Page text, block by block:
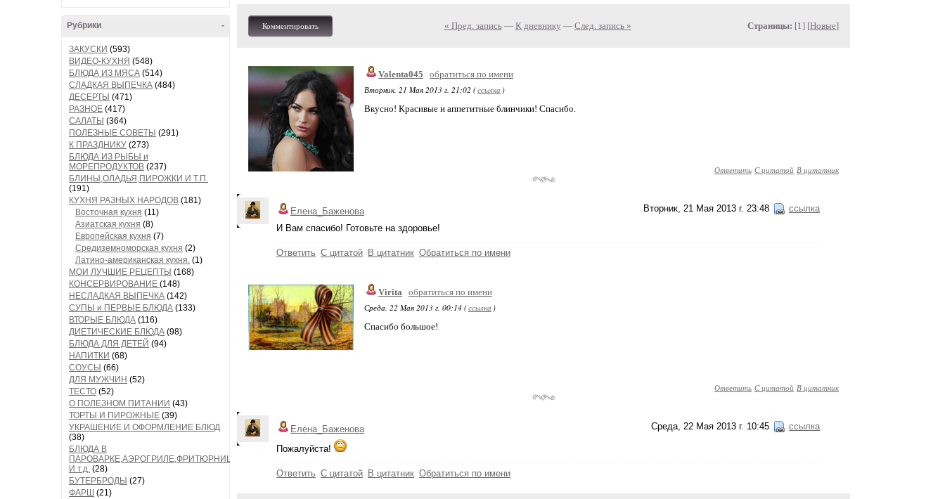
-
Рубрики
ЗАКУСКИ (593)
ВИДЕО-КУХНЯ (548)
БЛЮДА ИЗ МЯСА (514)
СЛАДКАЯ ВЫПЕЧКА (484)
ДЕСЕРТЫ (471)
РАЗНОЕ (417)
САЛАТЫ (364)
ПОЛЕЗНЫЕ СОВЕТЫ (291)
К ПРАЗДНИКУ (273)
БЛЮДА ИЗ РЫБЫ и
МОРЕПРОДУКТОВ (237)
БЛИНЫ,ОЛАДЬЯ,ПИРОЖКИ И Т.П.
(191)
КУХНЯ РАЗНЫХ НАРОДОВ (181)
Восточная кухня (11)
Азиатская кухня (8)
Европейская кухня (7)
Средиземноморская кухня (2)
Латино-американская кухня. (1)
МОИ ЛУЧШИЕ РЕЦЕПТЫ (168)
КОНСЕРВИРОВАНИЕ (148)
НЕСЛАДКАЯ ВЫПЕЧКА (142)
СУПЫ и ПЕРВЫЕ БЛЮДА (133)
ВТОРЫЕ БЛЮДА (116)
ДИЕТИЧЕСКИЕ БЛЮДА (98)
БЛЮДА ДЛЯ ДЕТЕЙ (94)
НАПИТКИ (68)
СОУСЫ (66)
ДЛЯ МУЖЧИН (52)
ТЕСТО (52)
О ПОЛЕЗНОМ ПИТАНИИ (43)
ТОРТЫ И ПИРОЖНЫЕ (39)
УКРАШЕНИЕ И ОФОРМЛЕНИЕ БЛЮД
(38)
БЛЮДА В
ПАРОВАРКЕ,АЭРОГРИЛЕ,ФРИТЮРНИЦЕ
И т.д. (28)
БУТЕРБРОДЫ (27)
ФАРШ (21)
Комментировать « Пред. запись— К дневнику — След. запись » Страницы: [1] [Новые]
Valenta045
обратиться по имени
Вторник, 21 Мая 2013 г. 21:02 (ссылка )
Вкусно! Красивые и аппетитные блинчики! Спасибо.
Ответить С цитатой В цитатник
Вторник, 21 Мая 2013 г. 23:48 ссылка
Елена_Баженова
И Вам спасибо! Готовьте на здоровье!
Ответить С цитатой В цитатник Обратиться по имени
Virita
обратиться по имени
Среда, 22 Мая 2013 г. 00:14 (ссылка )
Спасибо большое!
Ответить С цитатой В цитатник
Среда, 22 Мая 2013 г. 10:45 ссылка
Елена_Баженова
Пожалуйста!
Ответить С цитатой В цитатник Обратиться по имени